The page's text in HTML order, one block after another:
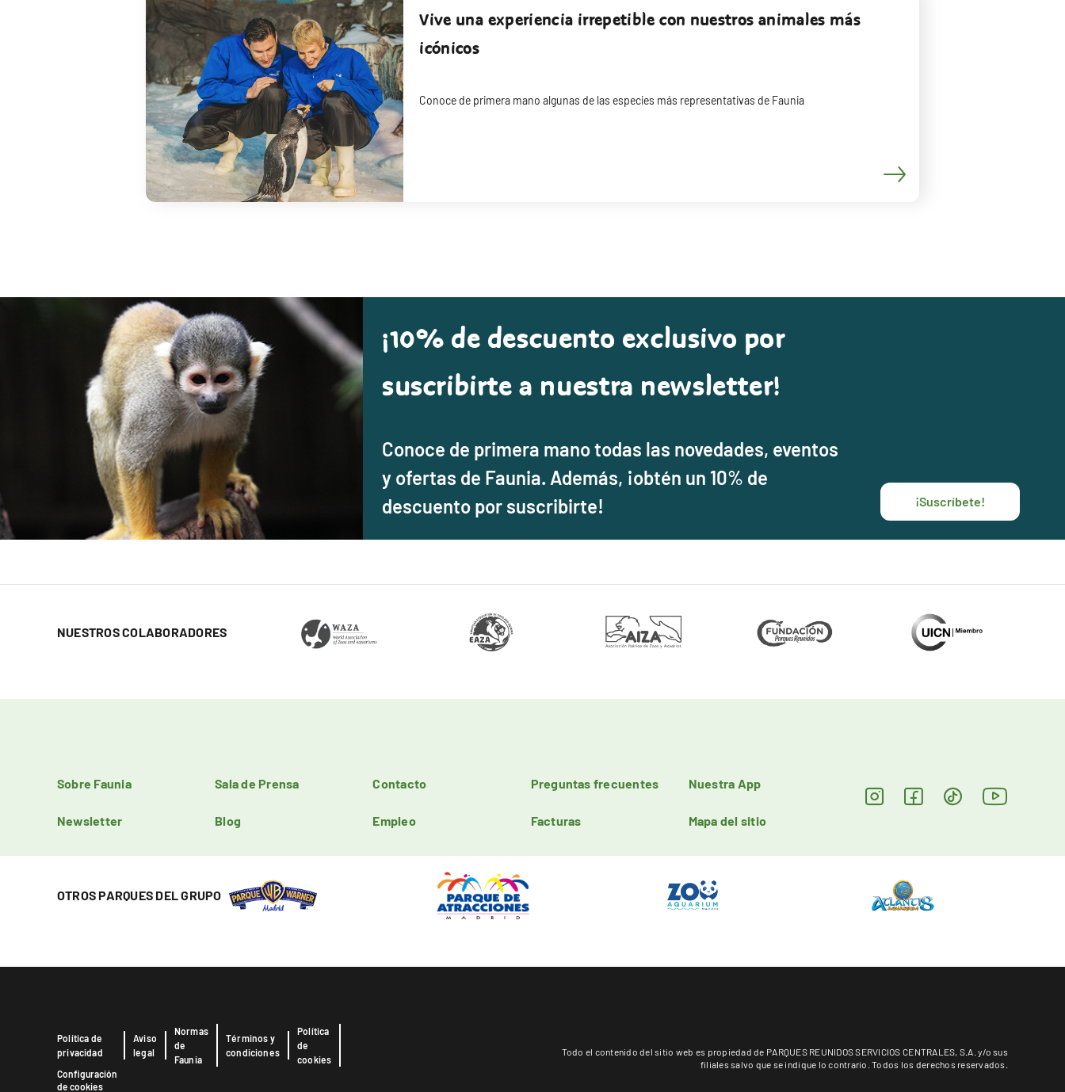
Vive una experiencia irrepetible con nuestros animales más
icónicos
Conoce de primera mano algunas de las especies más representativas de Faunia
¡10% de descuento exclusivo por
suscribirte a nuestra newsletter!
Conoce de primera mano todas las novedades, eventos
y ofertas de Faunia. Además, ¡obtén un 10% de
descuento por suscribirte!
¡Suscríbete!
NUESTROS COLABORADORES
Sobre Faunia Sala de Prensa Contacto Preguntas frecuentes Nuestra App
Newsletter Blog Empleo Facturas Mapa del sitio
OTROS PARQUES DEL GRUPO
Política de
privacidad
Aviso
legal
Normas
de
Faunia
Términos y
condiciones
Política
de
cookies
Configuración
de cookies
Todo el contenido del sitio web es propiedad de PARQUES REUNIDOS SERVICIOS CENTRALES, S.A. y/o sus
filiales salvo que se indique lo contrario. Todos los derechos reservados.